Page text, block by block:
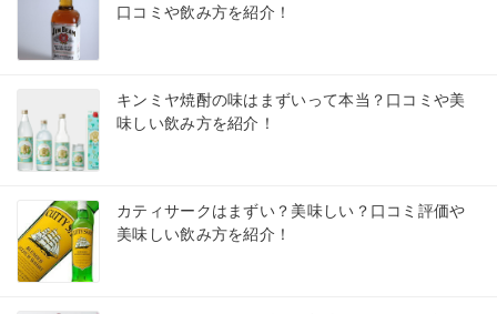
口コミや飲み方を紹介！
キンミヤ焼酎の味はまずいって本当？口コミや美
味しい飲み方を紹介！
カティサークはまずい？美味しい？口コミ評価や
美味しい飲み方を紹介！